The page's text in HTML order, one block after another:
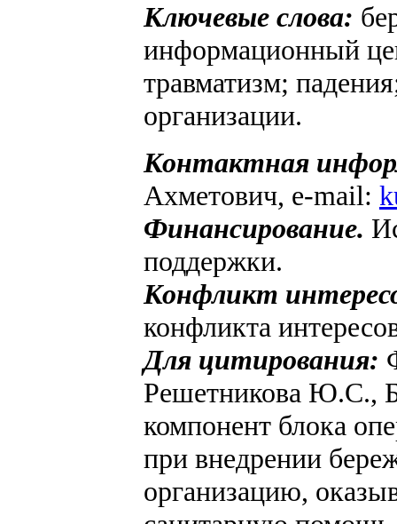
Ключевые слова:
информационный
травматизм;
организации.
Контактная
Ахметович, e-mail:
Финансирование.
поддержки.
Конфликт
конфликта
Для цитирования:
Решетникова Ю.С.,
компонент блока
при внедрении
организацию,